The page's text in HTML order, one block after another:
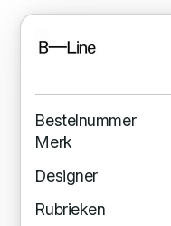
Bestelnummer
Merk
Designer
Rubrieken